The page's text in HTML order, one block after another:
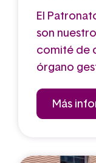
El
son
comité de
órgano
Más